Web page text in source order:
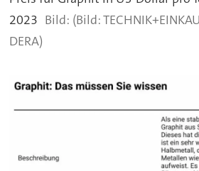
2023
(Bild:
DERA)